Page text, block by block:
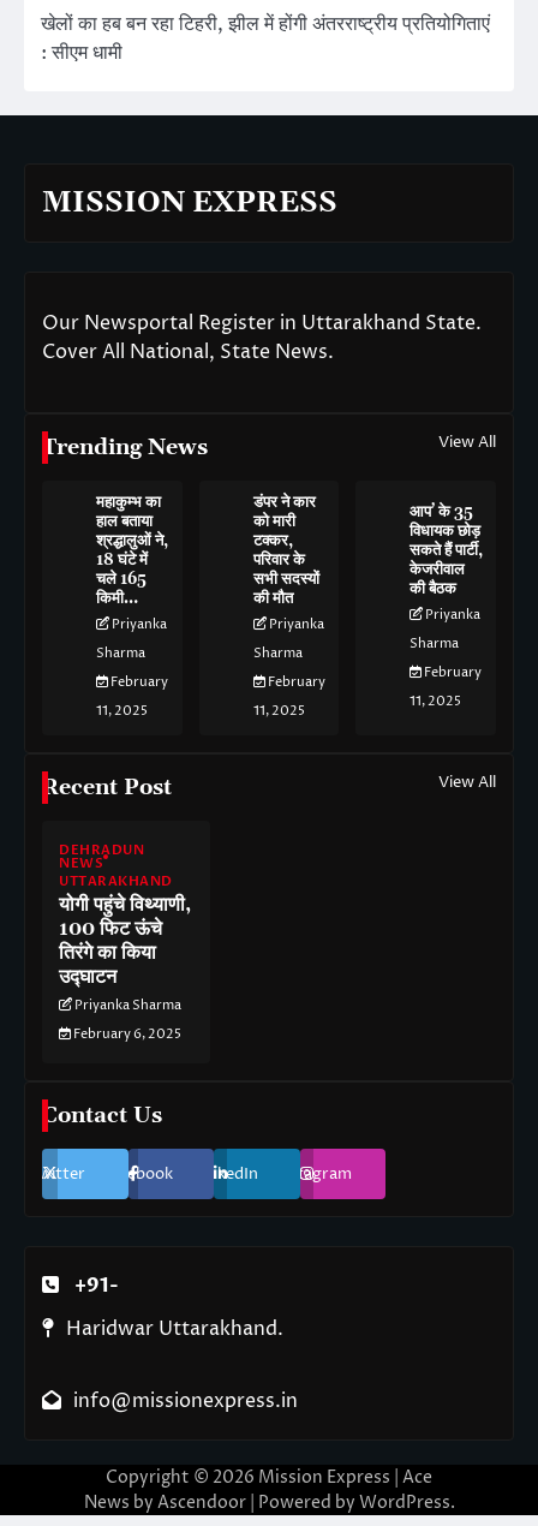
खेलों का हब बन रहा टिहरी, झील में होंगी अंतरराष्ट्रीय प्रतियोगिताएं
: सीएम धामी
MISSION EXPRESS
Our Newsportal Register in Uttarakhand State.
Cover All National, State News.
Trending News View All
महाकुम्भ का
हाल बताया
श्रद्धालुओं ने,
18 घंटे में
चले 165
किमी…
Priyanka
Sharma
February
11, 2025
डंपर ने कार
को मारी
टक्कर,
परिवार के
सभी सदस्यों
की मौत
Priyanka
Sharma
February
11, 2025
आप’ के 35
विधायक छोड़
सकते हैं पार्टी,
केजरीवाल
की बैठक
Priyanka
Sharma
February
11, 2025
Recent Post View All
DEHRADUN
NEWS
UTTARAKHAND
योगी पहुंचे विथ्याणी,
100 फिट ऊंचे
तिरंगे का किया
उद्घाटन
Priyanka Sharma
February 6, 2025
Contact Us
Twitter Facebook LinkedIn Instagram
+91-
Haridwar Uttarakhand.
info@missionexpress.in
Copyright © 2026 Mission Express | Ace
News by Ascendoor| Powered by WordPress.